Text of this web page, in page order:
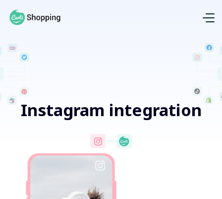
Instagram integration